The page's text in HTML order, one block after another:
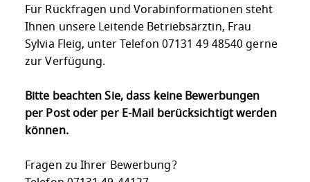
Für Rückfragen und Vorabinformationen steht
Ihnen unsere Leitende Betriebsärztin, Frau
Sylvia Fleig, unter Telefon 07131 49 48540 gerne
zur Verfügung.
Bitte beachten Sie, dass keine Bewerbungen
per Post oder per E-Mail berücksichtigt werden
können.
Fragen zu Ihrer Bewerbung?